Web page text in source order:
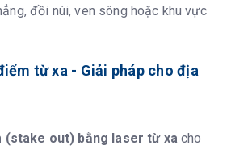
đồi núi, ven sông hoặc khu vực
từ xa - Giải pháp cho địa
(stake out) bằng laser từ xa cho